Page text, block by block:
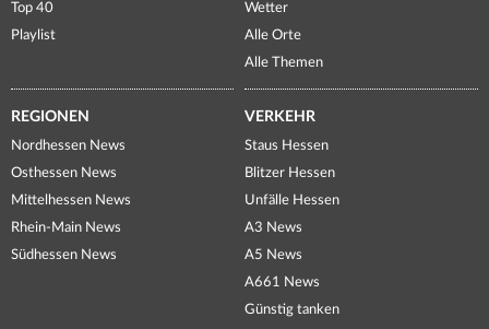
Top 40
Playlist
Wetter
Alle Orte
Alle Themen
REGIONEN
Nordhessen News
Osthessen News
Mittelhessen News
Rhein-Main News
Südhessen News
VERKEHR
Staus Hessen
Blitzer Hessen
Unfälle Hessen
A3 News
A5 News
A661 News
Günstig tanken